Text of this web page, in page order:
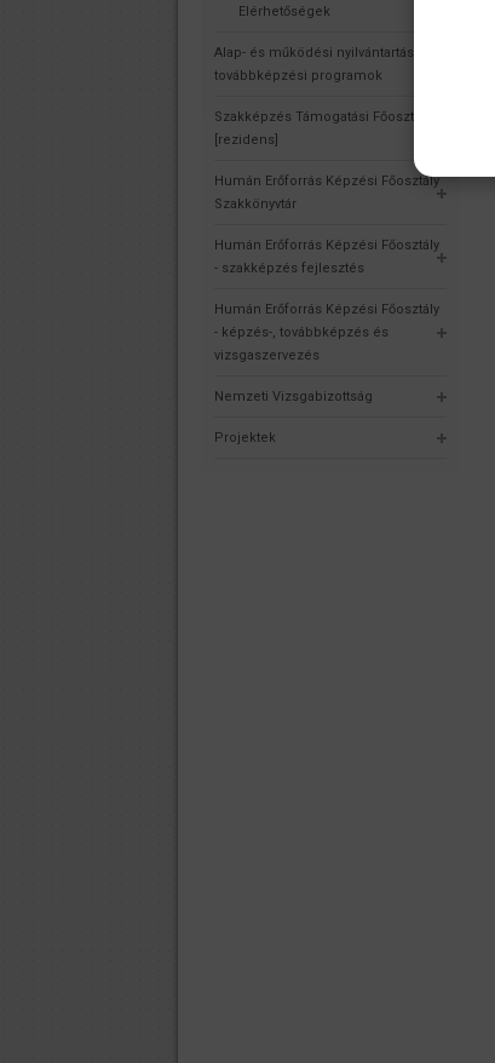
Elérhetőségek
Alap- és működési nyilvántartás,
továbbképzési programok
Szakképzés Támogatási Főosztály
[rezidens]
Humán Erőforrás Képzési Főosztály
Szakkönyvtár
Humán Erőforrás Képzési Főosztály
- szakképzés fejlesztés
Humán Erőforrás Képzési Főosztály
- képzés-, továbbképzés és
vizsgaszervezés
Nemzeti Vizsgabizottság
Projektek